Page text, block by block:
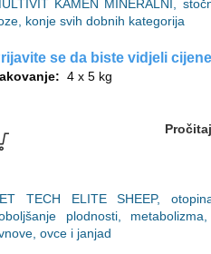
KAMEN MINERALNI,
konje svih dobnih kategorija
se da biste vidjeli cijene
4 x 5 kg
TECH ELITE SHEEP,
plodnosti,
ovce i janjad